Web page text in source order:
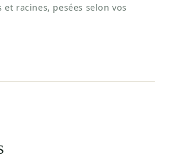
et racines, pesées selon vos